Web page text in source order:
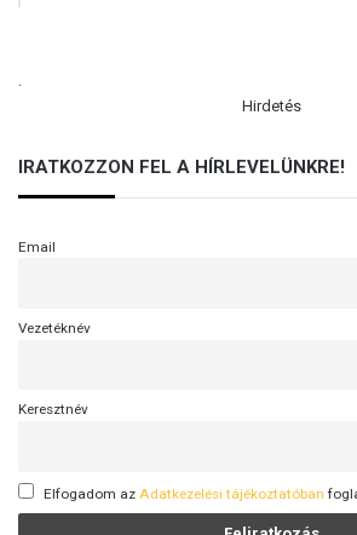
Hirdetés
IRATKOZZON FEL A HÍRLEVELÜNKRE!
Email
Vezetéknév
Keresztnév
Elfogadom az Adatkezelési tájékoztatóban